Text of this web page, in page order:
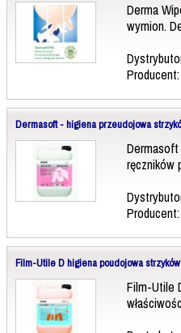
Derma
wymion.
Dermasoft - higiena przeudojowa
ręczników
Film-Utile D higiena poudojowa strzyków
Film-Utile